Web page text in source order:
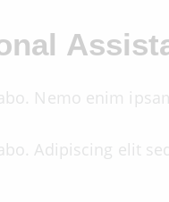
Nemo enim
Adipiscing elit